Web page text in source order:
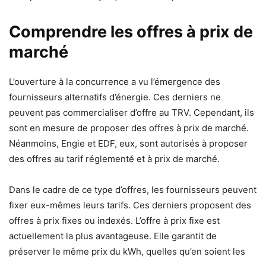
Comprendre les offres à prix de
marché
L’ouverture à la concurrence a vu l’émergence des
fournisseurs alternatifs d’énergie. Ces derniers ne
peuvent pas commercialiser d’offre au TRV. Cependant, ils
sont en mesure de proposer des offres à prix de marché.
Néanmoins, Engie et EDF, eux, sont autorisés à proposer
des offres au tarif réglementé et à prix de marché.
Dans le cadre de ce type d’offres, les fournisseurs peuvent
fixer eux-mêmes leurs tarifs. Ces derniers proposent des
offres à prix fixes ou indexés. L’offre à prix fixe est
actuellement la plus avantageuse. Elle garantit de
préserver le même prix du kWh, quelles qu’en soient les